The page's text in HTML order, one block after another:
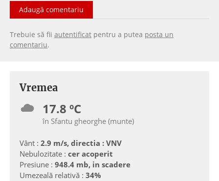
Adaugă comentariu
Trebuie să fii autentificat pentru a putea posta un
comentariu.
Vremea
17.8 ºC
în Sfantu gheorghe (munte)
Vânt : 2.9 m/s, directia : VNV
Nebulozitate : cer acoperit
Presiune : 948.4 mb, in scadere
Umezeală relativă : 34%